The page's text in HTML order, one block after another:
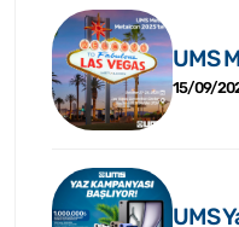
UMS
15/09/
UMS